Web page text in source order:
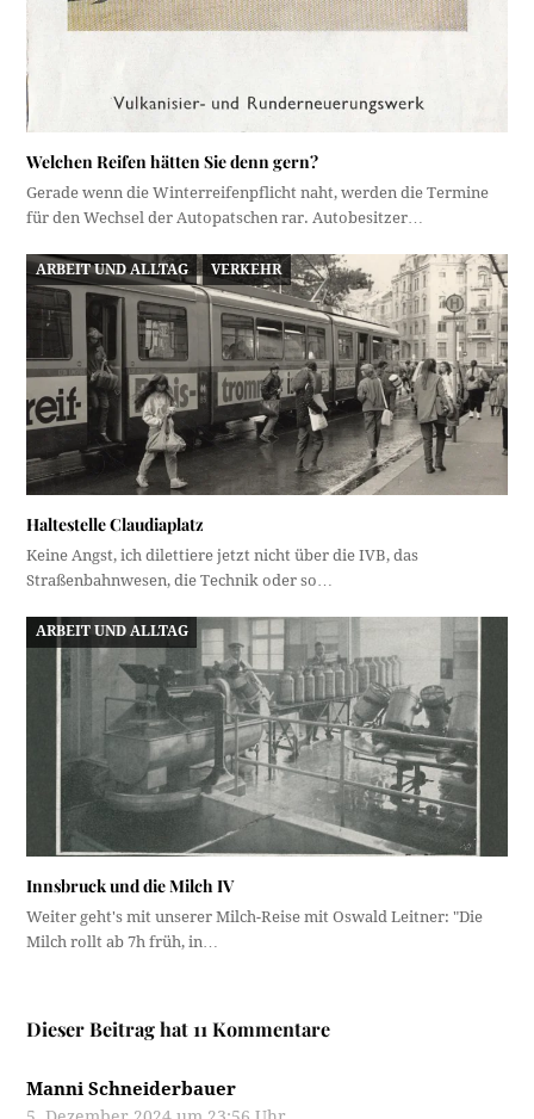
Welchen Reifen hätten Sie denn gern?
Gerade wenn die Winterreifenpflicht naht, werden die Termine
für den Wechsel der Autopatschen rar. Autobesitzer…
ARBEIT UND ALLTAG VERKEHR
Haltestelle Claudiaplatz
Keine Angst, ich dilettiere jetzt nicht über die IVB, das
Straßenbahnwesen, die Technik oder so…
ARBEIT UND ALLTAG
Innsbruck und die Milch IV
Weiter geht's mit unserer Milch-Reise mit Oswald Leitner: "Die
Milch rollt ab 7h früh, in…
Dieser Beitrag hat 11 Kommentare
Manni Schneiderbauer